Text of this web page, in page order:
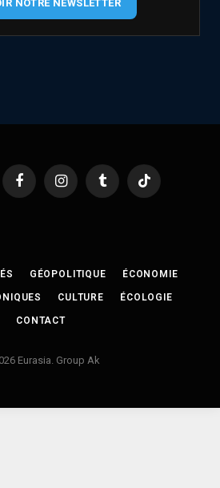
NOTRE NEWSLETTER
FacebookInstagramTumblr TikTok
GÉOPOLITIQUE ÉCONOMIE
CULTURE ÉCOLOGIE
CONTACT
Eurasia. Group Ak